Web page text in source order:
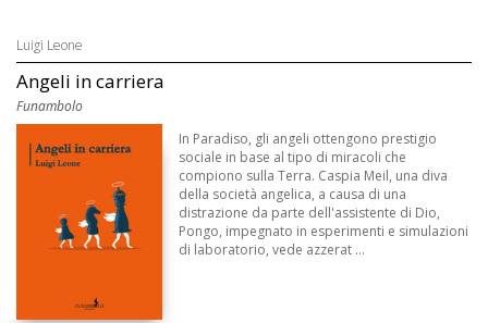
Luigi Leone
Angeli in carriera
Funambolo
In Paradiso, gli angeli ottengono prestigio
sociale in base al tipo di miracoli che
compiono sulla Terra. Caspia Meil, una diva
della società angelica, a causa di una
distrazione da parte dell'assistente di Dio,
Pongo, impegnato in esperimenti e simulazioni
di laboratorio, vede azzerat ...